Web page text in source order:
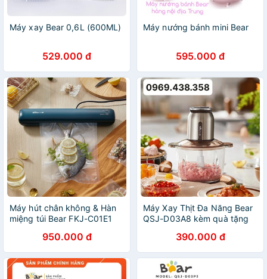
Máy xay Bear 0,6L (600ML)
529.000 đ
Máy nướng bánh mini Bear
595.000 đ
Máy hút chân không & Hàn
miệng túi Bear FKJ-C01E1
950.000 đ
Máy Xay Thịt Đa Năng Bear
QSJ-D03A8 kèm quà tặng
390.000 đ